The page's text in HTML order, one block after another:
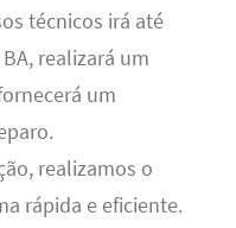
técnicos irá até
realizará um
um
realizamos o
rápida e eficiente.